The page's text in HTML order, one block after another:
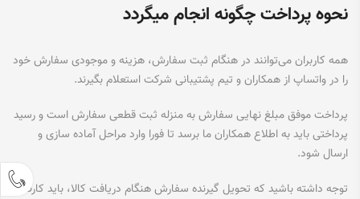
نحوه پرداخت چگونه انجام میگردد
همه کاربران می‌توانند در هنگام ثبت سفارش، هزینه و موجودی سفارش خود
را در واتساپ از همکاران و تیم پشتیبانی شرکت استعلام بگیرند.
پرداخت موفق مبلغ نهایی سفارش به منزله ثبت قطعی سفارش است و رسید
پرداختی باید به اطلاع همکاران ما برسد تا فورا وارد مراحل آماده سازی و
ارسال شود.
توجه داشته باشید که تحویل گیرنده سفارش هنگام دریافت کالا، باید کارت